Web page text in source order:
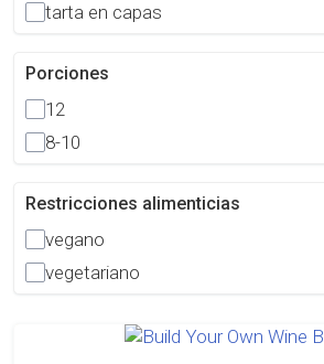
tarta en capas
Porciones
12
8-10
Restricciones alimenticias
vegano
vegetariano